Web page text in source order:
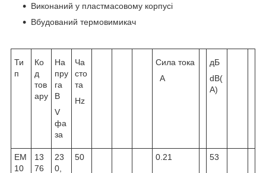
Виконаний у пластмасовому корпусі
Вбудований термовимикач
Ти
п
Ко
д
тов
ару
На
пру
га
В
V
фа
за
Ча
сто
та
Hz
Сила тока
A
дБ
dB(
A)
EM
10
13
76
23
0,
50 0.21 53